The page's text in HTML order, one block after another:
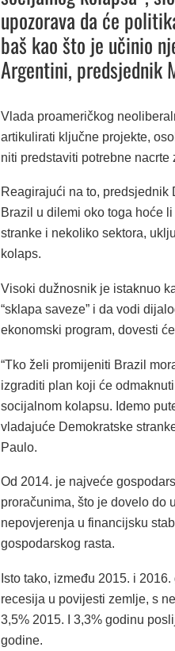
upozorava da će
baš kao što je učinio
Argentini, predsjednik
Vlada proameričkog
artikulirati ključne projekte,
niti predstaviti potrebne
Reagirajući na to,
Brazil u dilemi oko toga hoće
stranke i nekoliko sektora,
kolaps.
Visoki dužnosnik je istaknuo
“sklapa saveze” i da vodi
ekonomski program, dovesti
“Tko želi promijeniti Brazil
izgraditi plan koji će
socijalnom kolapsu. Idemo
vladajuće Demokratske
Paulo.
Od 2014. je najveće
proračunima, što je dovelo do
nepovjerenja u financijsku
gospodarskog rasta.
Isto tako, između 2015. i
recesija u povijesti zemlje, s
3,5% 2015. I 3,3% godinu
godine.